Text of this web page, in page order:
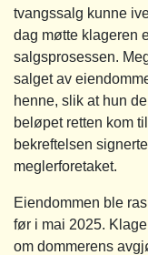
tvangssalg kunne
dag møtte klageren
salgsprosessen.
salget av
henne, slik at hun
beløpet retten kom
bekreftelsen
meglerforetaket.
Eiendommen ble
før i mai 2025.
om dommerens